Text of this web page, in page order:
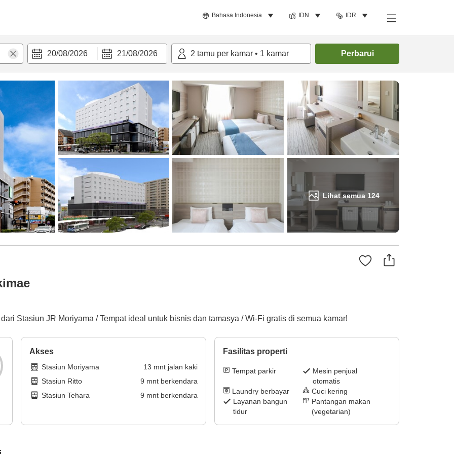
Bahasa Indonesia IDN IDR
20/08/2026 21/08/2026 2 tamu per kamar • 1 kamar Perbarui
Lihat semua 124
Cari kamar
Stasiun JR Moriyama / Tempat ideal untuk bisnis dan tamasya / Wi-Fi gratis di semua kamar!
Akses
Stasiun Moriyama 13 mnt jalan kaki
Stasiun Ritto
9 mnt berkendara
Stasiun Tehara
9 mnt berkendara
Fasilitas properti
Tempat parkir
Mesin penjual
otomatis
Laundry berbayar
Cuci kering
Layanan bangun
tidur
Pantangan makan
(vegetarian)